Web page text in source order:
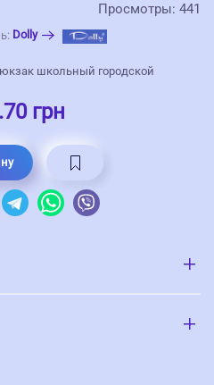
Просмотры: 441
Dolly
школьный городской
грн